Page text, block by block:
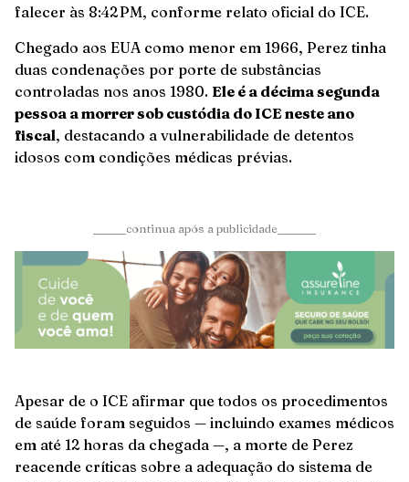
falecer às 8:42 PM, conforme relato oficial do ICE.
Chegado aos EUA como menor em 1966, Perez tinha
duas condenações por porte de substâncias
controladas nos anos 1980. Ele é a décima segunda
pessoa a morrer sob custódia do ICE neste ano
fiscal, destacando a vulnerabilidade de detentos
idosos com condições médicas prévias.
______continua após a publicidade_______
Apesar de o ICE afirmar que todos os procedimentos
de saúde foram seguidos — incluindo exames médicos
em até 12 horas da chegada —, a morte de Perez
reacende críticas sobre a adequação do sistema de